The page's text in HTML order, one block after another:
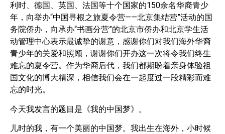
利时、德国、英国、法国等十个国家的150余名华裔青少
年，向举办“中国寻根之旅夏令营——北京集结营”活动的国
务院侨办，向承办“书画分营”的北京市侨办和北京学生活
动管理中心表示最诚挚的谢意，感谢你们对我们海外华裔
青少年的关爱和照顾，谢谢你们开办这一次将令我们终生
难忘的夏令营。作为华裔后代，我们都期盼着亲身体验祖
国文化的博大精深，相信我们会在一起度过一段精彩而难
忘的时光。
今天我发言的题目是《我的中国梦》。
儿时的我，有一个美丽的中国梦。我出生在海外，小时候